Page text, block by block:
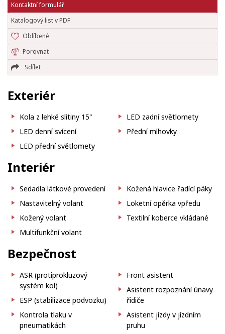
Kontaktní formulář
Katalogový list v PDF
Oblíbené
Porovnat
Sdílet
Exteriér
Kola z lehké slitiny 15"
LED denní svícení
LED přední světlomety
LED zadní světlomety
Přední mlhovky
Interiér
Sedadla látkové provedení
Nastavitelný volant
Kožený volant
Multifunkční volant
Kožená hlavice řadící páky
Loketní opěrka vpředu
Textilní koberce vkládané
Bezpečnost
ASR (protiprokluzový
systém kol)
ESP (stabilizace podvozku)
Kontrola tlaku v
pneumatikách
Front asistent
Asistent rozpoznání únavy
řidiče
Asistent jízdy v jízdním
pruhu